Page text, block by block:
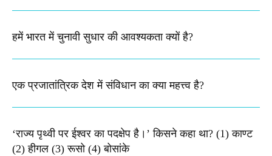
हमें भारत में चुनावी सुधार की आवश्यकता क्यों है?
एक प्रजातांत्रिक देश में संविधान का क्या महत्त्व है?
‘राज्य पृथ्वी पर ईश्वर का पदक्षेप है।’ किसने कहा था? (1) काण्ट
(2) हीगल (3) रूसो (4) बोसांके